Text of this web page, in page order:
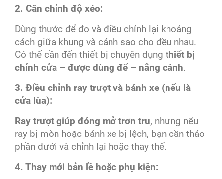
2. Căn chỉnh độ xéo:
Dùng thước để đo và điều chỉnh lại khoảng
cách giữa khung và cánh sao cho đều nhau.
Có thể cần đến thiết bị chuyên dụng thiết bị
chỉnh cửa – được dùng để – nâng cánh.
3. Điều chỉnh ray trượt và bánh xe (nếu là
cửa lùa):
Ray trượt giúp đóng mở trơn tru, nhưng nếu
ray bị mòn hoặc bánh xe bị lệch, bạn cần tháo
phần dưới và chỉnh lại hoặc thay thế.
4. Thay mới bản lề hoặc phụ kiện: